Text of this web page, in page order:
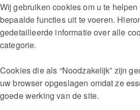
Wij gebruiken cookies om u te
bepaalde functies uit te voeren.
gedetailleerde informatie over alle
categorie.
Cookies die als “Noodzakelijk” zijn
uw browser opgeslagen omdat ze
goede werking van de site.